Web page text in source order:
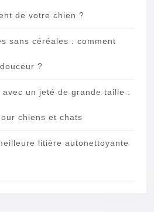
de votre chien ?
sans céréales : comment
?
avec un jeté de grande taille :
chiens et chats
litière autonettoyante